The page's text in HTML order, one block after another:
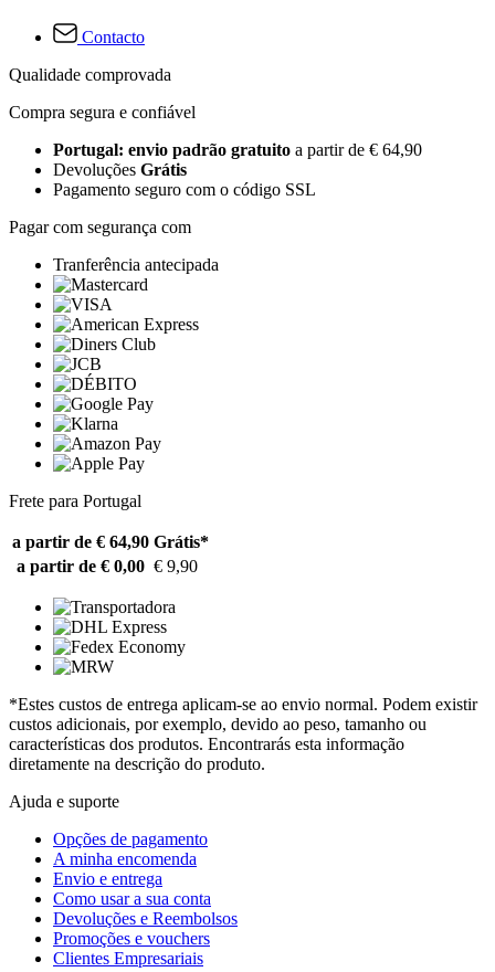
Contacto
Qualidade comprovada
Compra segura e confiável
Portugal: envio padrão gratuito a partir de € 64,90
Devoluções Grátis
Pagamento seguro com o código SSL
Pagar com segurança com
Tranferência antecipada
Frete para Portugal
a partir de € 64,90 Grátis*
a partir de € 0,00 € 9,90
*Estes custos de entrega aplicam-se ao envio normal. Podem existir
custos adicionais, por exemplo, devido ao peso, tamanho ou
características dos produtos. Encontrarás esta informação
diretamente na descrição do produto.
Ajuda e suporte
Opções de pagamento
A minha encomenda
Envio e entrega
Como usar a sua conta
Devoluções e Reembolsos
Promoções e vouchers
Clientes Empresariais